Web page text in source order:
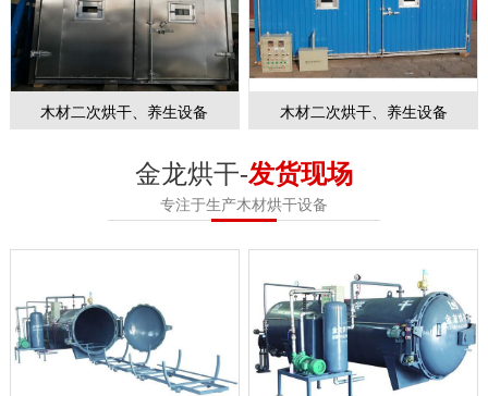
木材二次烘干、养生设备 木材二次烘干、养生设备
金龙烘干-发货现场
专注于生产木材烘干设备